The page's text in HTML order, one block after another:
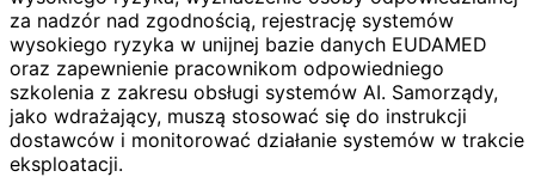
za nadzór nad zgodnością, rejestrację systemów
wysokiego ryzyka w unijnej bazie danych EUDAMED
oraz zapewnienie pracownikom odpowiedniego
szkolenia z zakresu obsługi systemów AI. Samorządy,
jako wdrażający, muszą stosować się do instrukcji
dostawców i monitorować działanie systemów w trakcie
eksploatacji.